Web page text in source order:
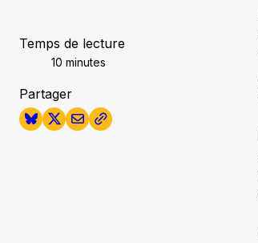
Temps de lecture
10 minutes
Partager